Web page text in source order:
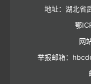
地址：湖北省
鄂
网
举报邮箱：